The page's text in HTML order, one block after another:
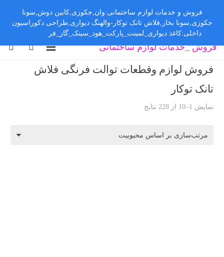
فروش _خدمات لوازم ساختمانی
فروش لوازم وقطعات توالت فرنگی فلاش
تانک توکار
نمایش 1–10 از 228 نتایج
فروش و خدمات لوازم ساختمانی:وان,جکوزی,کابین دوش,سونا
جکوزی,سونا بخار,فلاش تانک توکار-والهنگ دیواری,طراحی دکوراسیون
داخلی:کاغذ دیواری_لمینت_پارکت_هود_سینک_گاز_فر